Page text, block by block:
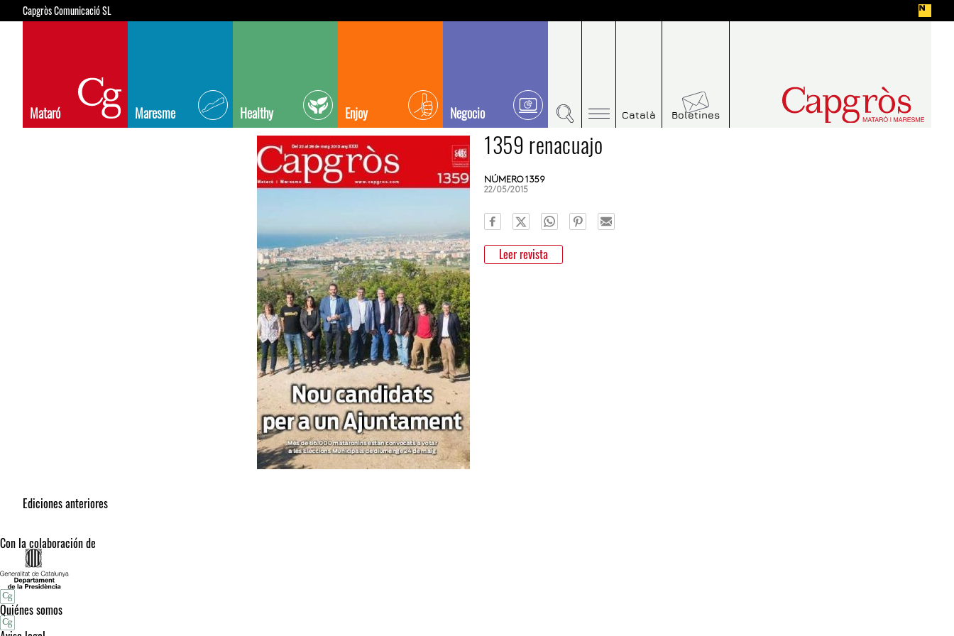
Capgròs Comunicació SL
Mataró Maresme Healthy Enjoy Negocio Català Boletines
1359 renacuajo
NÚMERO 1359
22/05/2015
Leer revista
Ediciones anteriores
Con la colaboración de
Quiénes somos